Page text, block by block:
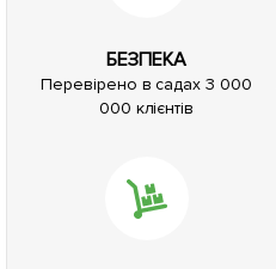
БЕЗПЕКА
Перевірено в садах 3 000
000 клієнтів